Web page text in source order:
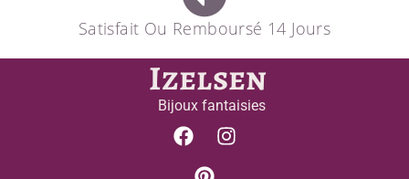
Satisfait Ou Remboursé 14 Jours
Izelsen
Bijoux fantaisies